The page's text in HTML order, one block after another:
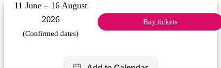
11 June – 16 August
2026
(Confirmed dates)
Buy tickets